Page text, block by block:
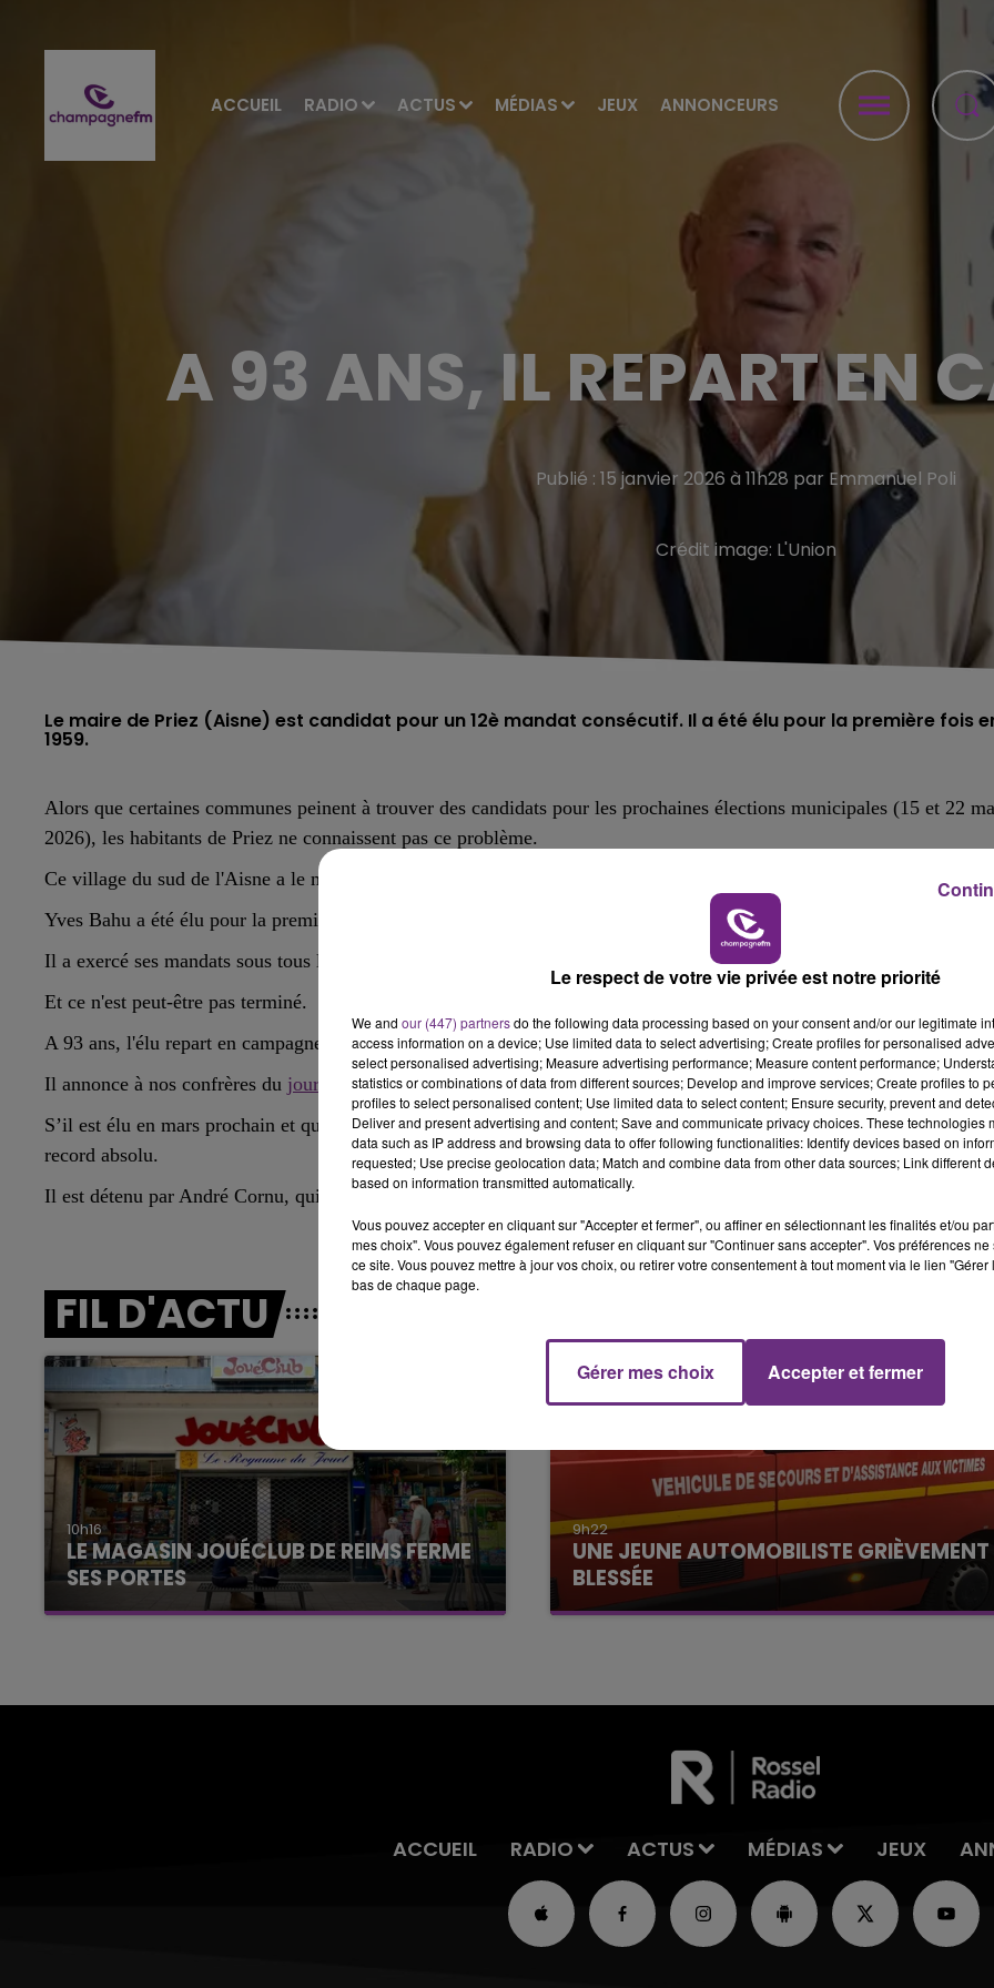
ACCUEIL RADIO ACTUS MÉDIAS JEUX ANNONCEURS
LE TICKET DE CAISSE
14h00 - 15h00
LA RADIO POP
A 93 ANS, IL REPART EN
Publié : 15 janvier 2026 à 11h28 par Emmanuel Poli
Crédit image: L'Union
Le maire de Priez (Aisne) est candidat pour un 12è mandat consécutif. Il a été élu pour la première fois
1959.
Alors que certaines communes peinent à trouver des candidats pour les prochaines élections municipales (15 et 22
2026), les habitants de Priez ne connaissent pas ce problème.
Ce village du sud de l'Aisne a le même maire depuis...67 ans
Yves Bahu a été élu pour la première fois le 17 mars
1959, un record de longévité pour un maire en activité.
Il a exercé ses mandats sous tous les présidents de la Vè République, de Charles de Gaulle à Emmanuel Macron.
Et ce n'est peut-être pas terminé.
A 93 ans, l'élu repart en campagne.
Il annonce à nos confrères du journal L’unionson intention de briguer un nouveau mandat, le 12è consécutif.
S’il est élu en mars prochain et qu’il termine de ce nouveau mandat, il sera quasi centenaire et battra du même coup,
record absolu.
Il est détenu par André Cornu, qui a été maire de Bazolles, dans la Nièvre, pendant 72 ans, de 1815 à 1887.
FIL D'ACTU
10h16
LE MAGASIN JOUÉCLUB DE REIMS FERME
SES PORTES
C'était l'une des institutions du centre-ville
9h22
UNE JEUNE AUTOMOBILISTE GRIÈVEMENT
BLESSÉE
Une automobiliste s'est retrouvée piégée dans
14h00 - 15h00
La Radio Pop
ACCUEIL RADIO ACTUS MÉDIAS JEUX
Le respect de votre vie privée est notre priorité
We and our (447) partnersdo the following data processing based on your consent and/or our legitimate
access information on a device; Use limited data to select advertising; Create profiles for personalised
select personalised advertising; Measure advertising performance; Measure content performance;
statistics or combinations of data from different sources; Develop and improve services; Create profiles to
profiles to select personalised content; Use limited data to select content; Ensure security, prevent and
Deliver and present advertising and content; Save and communicate privacy choices. These technologies
data such as IP address and browsing data to offer following functionalities: Identify devices based on
requested; Use precise geolocation data; Match and combine data from other data sources; Link different
based on information transmitted automatically.
Vous pouvez accepter en cliquant sur "Accepter et fermer", ou affiner en sélectionnant les finalités et/ou
mes choix". Vous pouvez également refuser en cliquant sur "Continuer sans accepter". Vos préférences
ce site. Vous pouvez mettre à jour vos choix, ou retirer votre consentement à tout moment via le lien
bas de chaque page.
Gérer mes choix Accepter et fermer